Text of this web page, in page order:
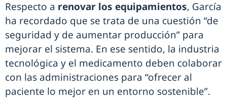
Respecto a renovar los equipamientos, García
ha recordado que se trata de una cuestión “de
seguridad y de aumentar producción” para
mejorar el sistema. En ese sentido, la industria
tecnológica y el medicamento deben colaborar
con las administraciones para “ofrecer al
paciente lo mejor en un entorno sostenible”.